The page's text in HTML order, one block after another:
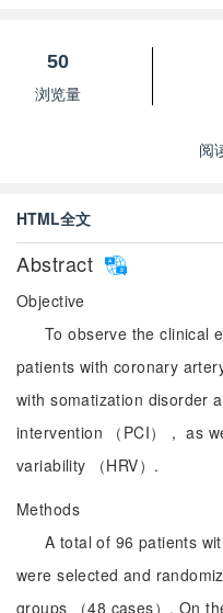
50
浏览量
阅
HTML全文
Abstract
Objective
To observe the clinical
patients with coronary
with somatization disorder
intervention （PCI）， as
variability （HRV）.
Methods
A total of 96 patients
were selected and
groups （48 cases）. On